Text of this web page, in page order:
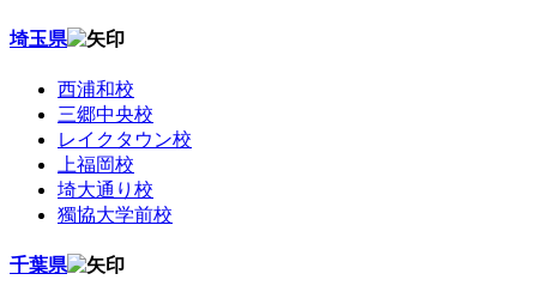
埼玉県
西浦和校
三郷中央校
レイクタウン校
上福岡校
埼大通り校
獨協大学前校
千葉県